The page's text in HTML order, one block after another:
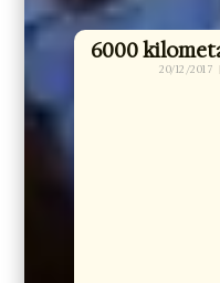
6000
20/12/2017